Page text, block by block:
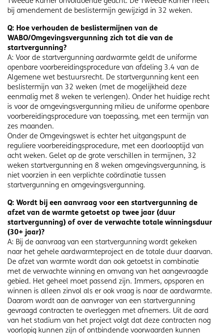
bij amendement de beslistermijn gewijzigd in 32 weken.
Q: Hoe verhouden de beslistermijnen van de
WABO/Omgevingsvergunning zich tot die van de
startvergunning?
A: Voor de startvergunning aardwarmte geldt de uniforme
openbare voorbereidingsprocedure van afdeling 3.4 van de
Algemene wet bestuursrecht. De startvergunning kent een
beslistermijn van 32 weken (met de mogelijkheid deze
eenmalig met 8 weken te verlengen). Onder het huidige recht
is voor de omgevingsvergunning milieu de uniforme openbare
voorbereidingsprocedure van toepassing, met een termijn van
zes maanden.
Onder de Omgevingswet is echter het uitgangspunt de
reguliere voorbereidingsprocedure, met een doorlooptijd van
acht weken. Gelet op de grote verschillen in termijnen, 32
weken startvergunning en 8 weken omgevingsvergunning, is
niet voorzien in een verplichte coördinatie tussen
startvergunning en omgevingsvergunning.
Q: Wordt bij een aanvraag voor een startvergunning de
afzet van de warmte getoetst op twee jaar (duur
startvergunning) of over de verwachte totale winningsduur
(30+ jaar)?
A: Bij de aanvraag van een startvergunning wordt gekeken
naar het gehele aardwarmteproject en de totale duur daarvan.
De afzet van warmte wordt dan ook getoetst in combinatie
met de verwachte winning en omvang van het aangevraagde
gebied. Het geheel moet passend zijn. Immers, opsporen en
winnen is alleen zinvol als er ook vraag is naar de aardwarmte.
Daarom wordt aan de aanvrager van een startvergunning
gevraagd contracten te overleggen met afnemers. Uit de aard
van het stadium van het project volgt dat deze contracten nog
voorlopig kunnen zijn of ontbindende voorwaarden kunnen